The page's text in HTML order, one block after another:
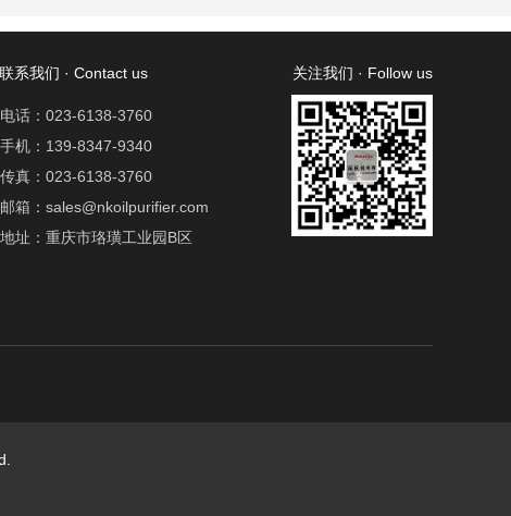
联系我们 · Contact us
电话：023-6138-3760
手机：139-8347-9340
传真：023-6138-3760
邮箱：sales@nkoilpurifier.com
地址：重庆市珞璜工业园B区
关注我们 · Follow us